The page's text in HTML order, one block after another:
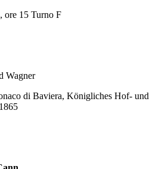
ore 15 Turno F
Wagner
di Baviera, Königliches Hof- und